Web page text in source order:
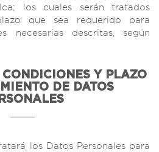
los cuales serán tratados
que sea requerido para
necesarias descritas, según
Y PLAZO
DE DATOS
los Datos Personales para